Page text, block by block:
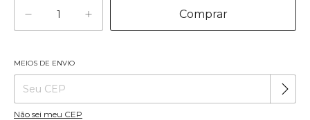
Entregas para o CEP:
MEIOS DE ENVIO
Não sei meu CEP